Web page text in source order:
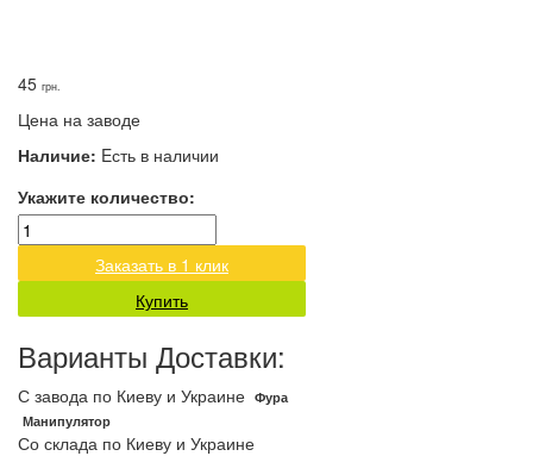
45 грн.
Цена на заводе
Наличие: Eсть в наличии
Укажите количество:
Заказать в 1 клик
Купить
Варианты Доставки:
С завода по Киеву и Украине Фура
Манипулятор
Со склада по Киеву и Украине